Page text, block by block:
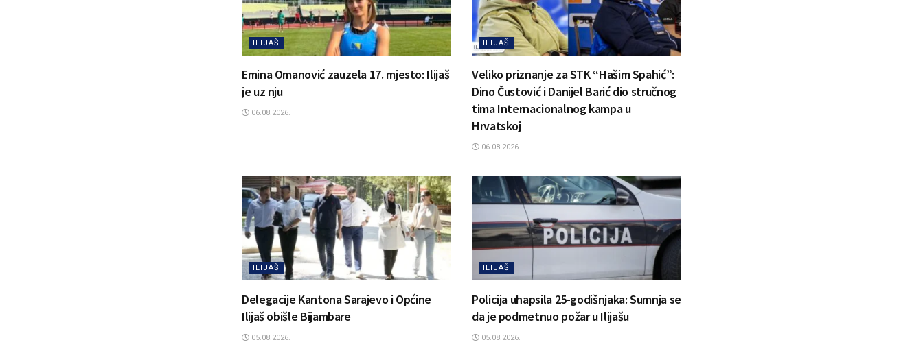
ILIJAŠ
Emina Omanović zauzela 17. mjesto: Ilijaš
je uz nju
06.08.2026.
ILIJAŠ
Veliko priznanje za STK “Hašim Spahić”:
Dino Čustović i Danijel Barić dio stručnog
tima Internacionalnog kampa u
Hrvatskoj
06.08.2026.
ILIJAŠ
Delegacije Kantona Sarajevo i Općine
Ilijaš obišle Bijambare
05.08.2026.
ILIJAŠ
Policija uhapsila 25-godišnjaka: Sumnja se
da je podmetnuo požar u Ilijašu
05.08.2026.